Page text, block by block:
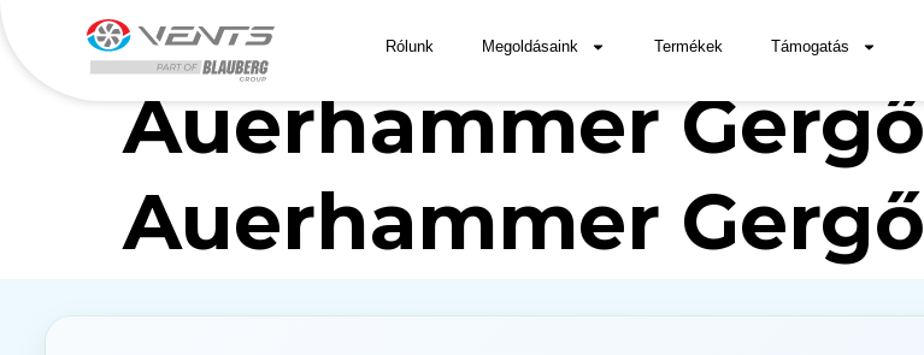
Rólunk Megoldásaink Termékek Támogatás
Auerhammer Gergő
Auerhammer Gergő
Auerhammer Gergő